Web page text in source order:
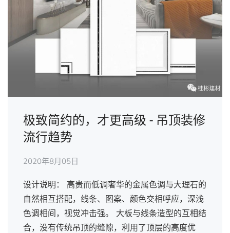
极致简约的，才更高级 - 吊顶装修
流行趋势
2020年8月05日
设计说明： 高贵而低调奢华的金属色调与大理石的
自然相互搭配，线条、图案、颜色交相呼应，深浅
色调相间，视觉冲击强。 大板与线条造型的互相结
合，没有传统吊顶的缝隙，利用了顶层的高度优